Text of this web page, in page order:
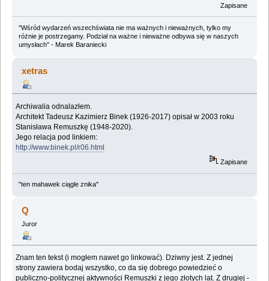
Zapisane
"Wśród wydarzeń wszechświata nie ma ważnych i nieważnych, tylko my
różnie je postrzegamy. Podział na ważne i nieważne odbywa się w naszych
umysłach" - Marek Baraniecki
xetras
Archiwalia odnalazłem.
Architekt Tadeusz Kazimierz Binek (1926-2017) opisał w 2003 roku
Stanisława Remuszkę (1948-2020).
Jego relacja pod linkiem:
http://www.binek.pl/r06.html
Zapisane
"ten mahawek ciągle znika"
Q
Juror
Znam ten tekst (i mogłem nawet go linkować). Dziwny jest. Z jednej
strony zawiera bodaj wszystko, co da się dobrego powiedzieć o
publiczno-politycznej aktywności Remuszki z jego złotych lat. Z drugiej -